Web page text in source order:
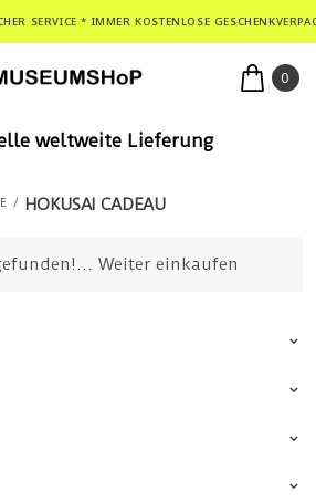
SERVICE * IMMER KOSTENLOSE
0
weltweite Lieferung
/ HOKUSAI CADEAU
Weiter einkaufen